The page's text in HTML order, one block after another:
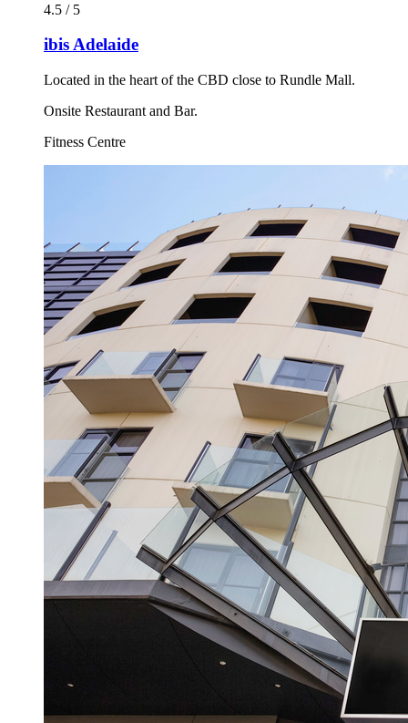
4.5 / 5
ibis Adelaide
Located in the heart of the CBD close to Rundle Mall.
Onsite Restaurant and Bar.
Fitness Centre